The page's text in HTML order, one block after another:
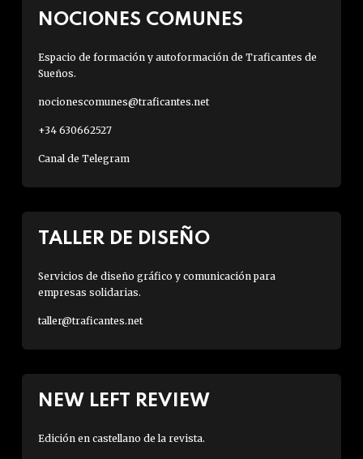
NOCIONES COMUNES
Espacio de formación y autoformación de Traficantes de
Sueños.
nocionescomunes@traficantes.net
+34 630662527
Canal de Telegram
TALLER DE DISEÑO
Servicios de diseño gráfico y comunicación para
empresas solidarias.
taller@traficantes.net
NEW LEFT REVIEW
Edición en castellano de la revista.